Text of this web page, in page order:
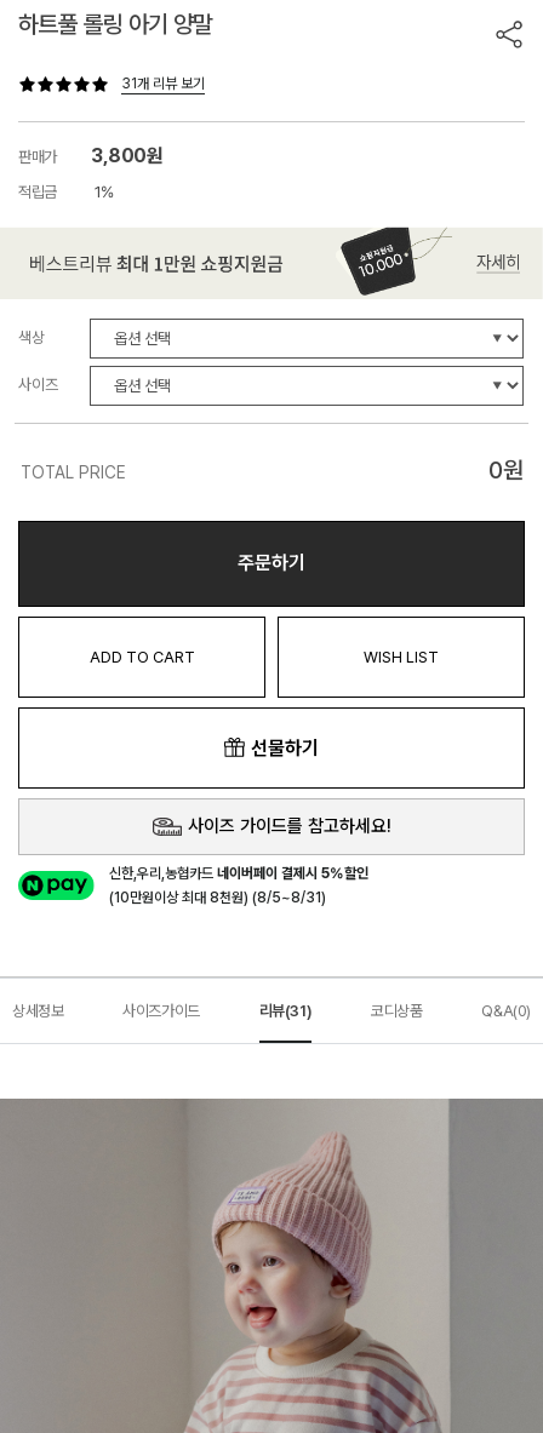
하트풀 롤링 아기 양말
31개 리뷰 보기
판매가 3,800원
적립금 1%
색상
사이즈
TOTAL PRICE 0원
주문하기
ADD TO CART WISH LIST
선물하기
사이즈 가이드를 참고하세요!
신한,우리,농협카드네이버페이 결제시 5%할인
(10만원이상 최대 8천원) (8/5~8/31)
상세정보 사이즈가이드 리뷰(31) 코디상품 Q&A(0)